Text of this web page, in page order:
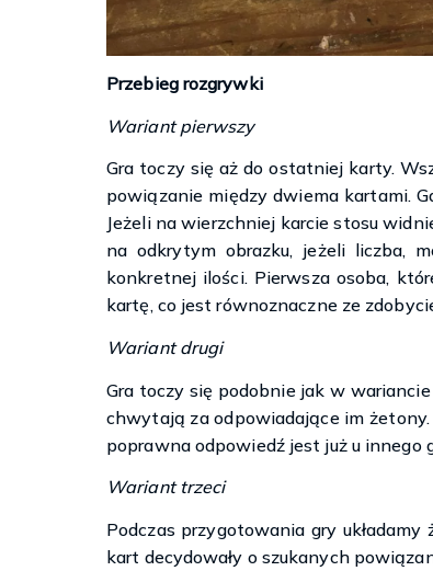
Przebieg rozgrywki
Wariant pierwszy
Gra toczy się aż do ostatniej karty.
powiązanie między dwiema kartami.
Jeżeli na wierzchniej karcie stosu
na odkrytym obrazku, jeżeli liczba,
konkretnej ilości. Pierwsza osoba,
kartę, co jest równoznaczne ze
Wariant drugi
Gra toczy się podobnie jak w
chwytają za odpowiadające im
poprawna odpowiedź jest już u innego
Wariant trzeci
Podczas przygotowania gry
kart decydowały o szukanych